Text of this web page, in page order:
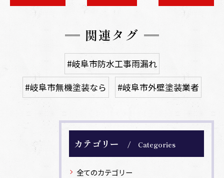
関連タグ
#岐阜市防水工事雨漏れ
#岐阜市無機塗装なら
#岐阜市外壁塗装業者
カテゴリー Categories
全てのカテゴリー